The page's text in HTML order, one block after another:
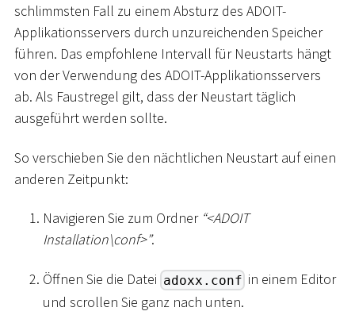
schlimmsten Fall zu einem Absturz des ADOIT-
Applikationsservers durch unzureichenden Speicher
führen. Das empfohlene Intervall für Neustarts hängt
von der Verwendung des ADOIT-Applikationsservers
ab. Als Faustregel gilt, dass der Neustart täglich
ausgeführt werden sollte.
So verschieben Sie den nächtlichen Neustart auf einen
anderen Zeitpunkt:
Navigieren Sie zum Ordner “<ADOIT
Installation\conf>”.
Öffnen Sie die Datei adoxx.conf in einem Editor
und scrollen Sie ganz nach unten.